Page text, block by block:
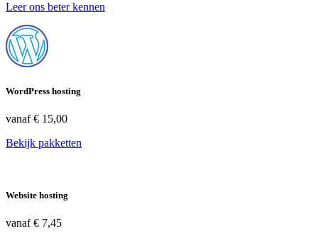
Leer ons beter kennen
WordPress hosting
vanaf€ 15,00
Bekijk pakketten
Website hosting
vanaf€ 7,45